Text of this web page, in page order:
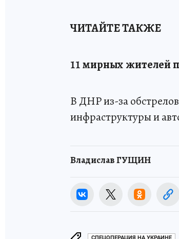
ЧИТАЙТЕ ТАКЖЕ
11 мирных жителей
В ДНР из-за
инфраструктуры и
Владислав ГУЩИН